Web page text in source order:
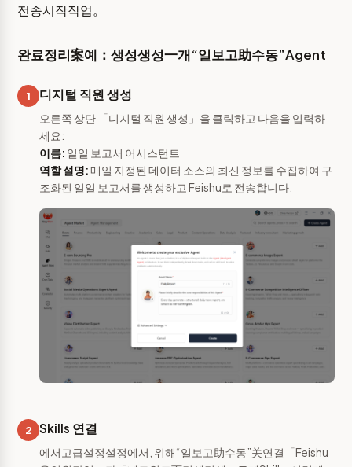
전송시작작업。
완료정리案예：생성생성一개“일보고助수동”Agent
1 디지털 직원 생성
오른쪽 상단 「디지털 직원 생성」을 클릭하고 다음을 입력하
세요:
이름: 일일 보고서 어시스턴트
역할 설명:매일 지정된 데이터 소스의 최신 정보를 수집하여 구
조화된 일일 보고서를 생성하고 Feishu로 전송합니다.
2 Skills 연결
에서고급설정설정에서, 위해“일보고助수동”关연결「Feishu